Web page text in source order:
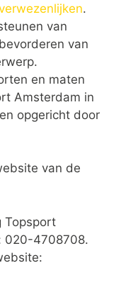
.
van
van
en maten
Amsterdam in
opgericht door
van de
Topsport
020-4708708.